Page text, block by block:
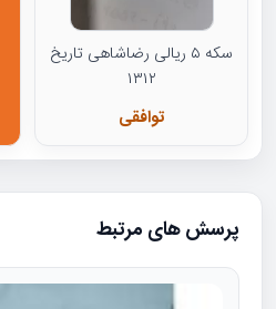
سکه ۵ ریالی رضاشاهی تاریخ
۱۳۱۲
توافقی
پرسش های مرتبط